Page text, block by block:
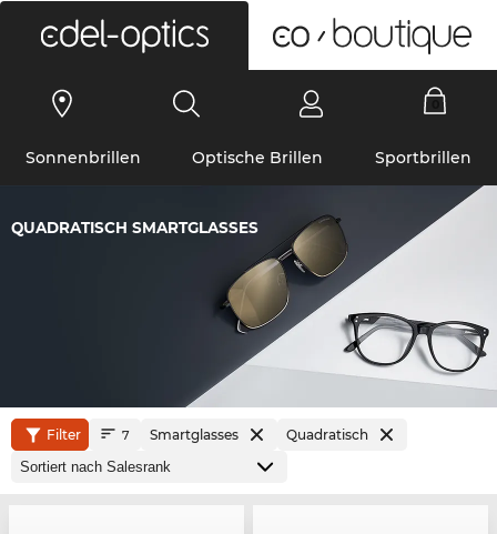
Sonnenbrillen Optische Brillen Sportbrillen
QUADRATISCH SMARTGLASSES
Filter 7 Smartglasses Quadratisch